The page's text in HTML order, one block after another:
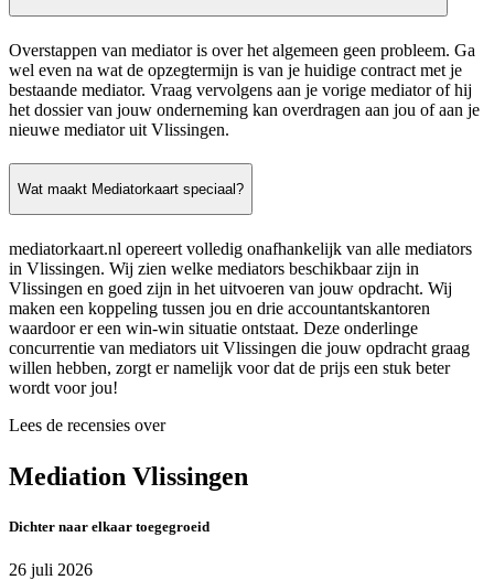
Overstappen van mediator is over het algemeen geen probleem. Ga
wel even na wat de opzegtermijn is van je huidige contract met je
bestaande mediator. Vraag vervolgens aan je vorige mediator of hij
het dossier van jouw onderneming kan overdragen aan jou of aan je
nieuwe mediator uit Vlissingen.
Wat maakt Mediatorkaart speciaal?
mediatorkaart.nl opereert volledig onafhankelijk van alle mediators
in Vlissingen. Wij zien welke mediators beschikbaar zijn in
Vlissingen en goed zijn in het uitvoeren van jouw opdracht. Wij
maken een koppeling tussen jou en drie accountantskantoren
waardoor er een win-win situatie ontstaat. Deze onderlinge
concurrentie van mediators uit Vlissingen die jouw opdracht graag
willen hebben, zorgt er namelijk voor dat de prijs een stuk beter
wordt voor jou!
Lees de recensies over
Mediation Vlissingen
Dichter naar elkaar toegegroeid
26 juli 2026